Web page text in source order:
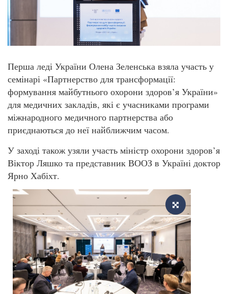
Перша леді України Олена Зеленська взяла участь у
семінарі «Партнерство для трансформації:
формування майбутнього охорони здоров’я України»
для медичних закладів, які є учасниками програми
міжнародного медичного партнерства або
приєднаються до неї найближчим часом.
У заході також узяли участь міністр охорони здоров’я
Віктор Ляшко та представник ВООЗ в Україні доктор
Ярно Хабіхт.